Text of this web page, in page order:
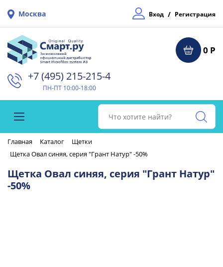
Москва Вход / Регистрация
0 Р
+7 (495) 215-215-4⁠
ПН-ПТ 10:00-18:00
Главная Каталог
Щетки
Щетка Овал синяя, серия "Грант Натур" -50%
Щетка Овал синяя, серия "Грант Натур"
-50%